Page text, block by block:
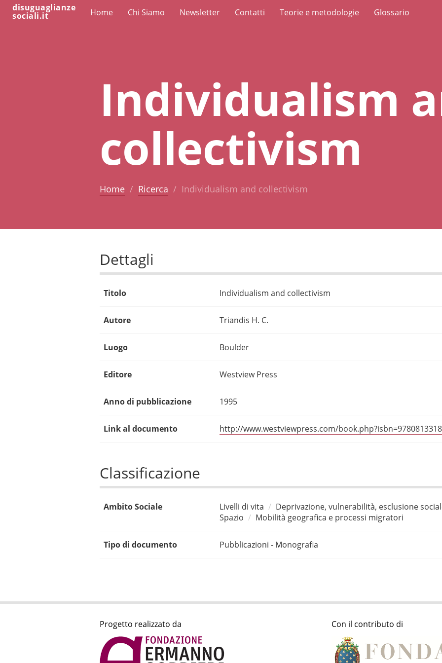
disuguaglianze
sociali.it Home Chi Siamo Newsletter Contatti Teorie e metodologie Glossario
Individualism
collectivism
Home Ricerca Individualism and collectivism
Dettagli
Titolo Individualism and collectivism
Autore Triandis H. C.
Luogo Boulder
Editore Westview Press
Anno di pubblicazione 1995
Link al documento http://www.westviewpress.com/
Classificazione
Ambito Sociale Livelli di vita
Deprivazione, vulnerabilità, esclusione
Spazio
Mobilità geografica e processi migratori
Tipo di documento Pubblicazioni - Monografia
Progetto realizzato da Con il contributo di